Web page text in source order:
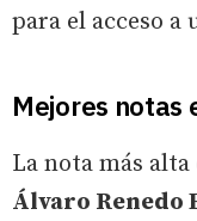
para el acceso
Mejores notas
La nota más
Álvaro Renedo